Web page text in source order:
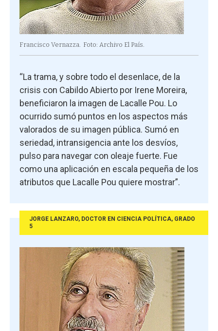
Francisco Vernazza. Foto: Archivo El País.
“La trama, y sobre todo el desenlace, de la
crisis con Cabildo Abierto por Irene Moreira,
beneficiaron la imagen de Lacalle Pou. Lo
ocurrido sumó puntos en los aspectos más
valorados de su imagen pública. Sumó en
seriedad, intransigencia ante los desvíos,
pulso para navegar con oleaje fuerte. Fue
como una aplicación en escala pequeña de los
atributos que Lacalle Pou quiere mostrar”.
JORGE LANZARO, DOCTOR EN CIENCIA POLÍTICA, GRADO
5